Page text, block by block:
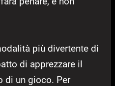
più divertente di
di apprezzare il
di un gioco. Per